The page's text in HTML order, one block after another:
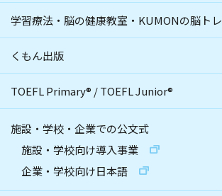
学習療法・脳の健康教室・KUMONの脳トレ
くもん出版
TOEFL Primary® /TOEFL Junior®
施設・学校・企業での公文式
施設・学校向け導入事業
企業・学校向け日本語